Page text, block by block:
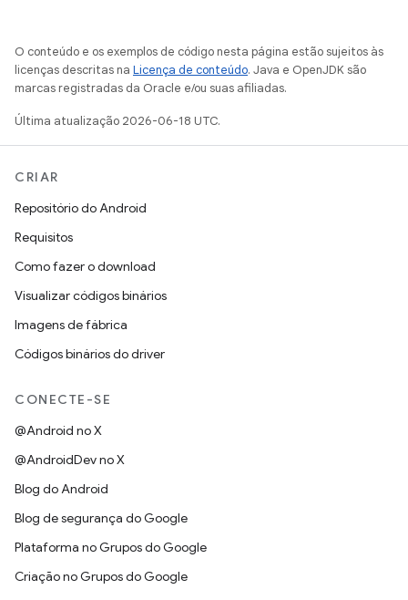
O conteúdo e os exemplos de código nesta página estão sujeitos às
licenças descritas na Licença de conteúdo. Java e OpenJDK são
marcas registradas da Oracle e/ou suas afiliadas.
Última atualização 2026-06-18 UTC.
CRIAR
Repositório do Android
Requisitos
Como fazer o download
Visualizar códigos binários
Imagens de fábrica
Códigos binários do driver
CONECTE-SE
@Android no X
@AndroidDev no X
Blog do Android
Blog de segurança do Google
Plataforma no Grupos do Google
Criação no Grupos do Google